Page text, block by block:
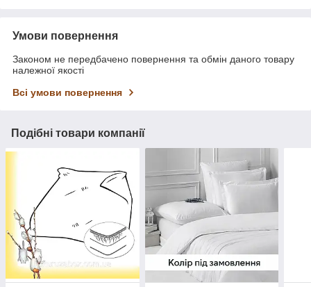
Умови повернення
Законом не передбачено повернення та обмін даного товару
належної якості
Всі умови повернення
Подібні товари компанії